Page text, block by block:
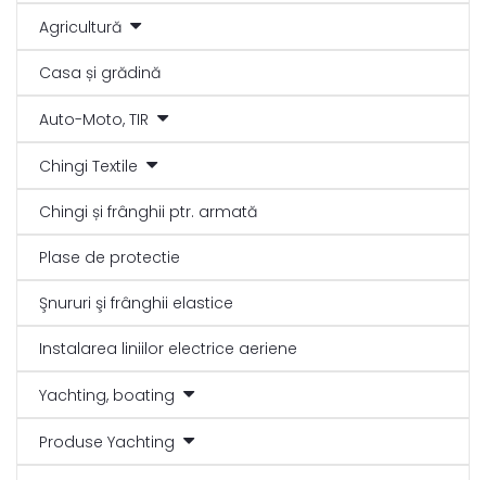
Agricultură
Casa și grădină
Auto-Moto, TIR
Chingi Textile
Chingi și frânghii ptr. armată
Plase de protectie
Şnururi şi frânghii elastice
Instalarea liniilor electrice aeriene
Yachting, boating
Produse Yachting